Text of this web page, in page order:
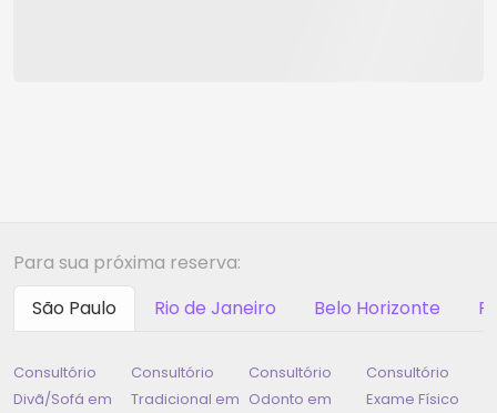
Para sua próxima reserva:
São Paulo
Rio de Janeiro Belo Horizonte
Consultório
Divã/Sofá em
Consultório
Tradicional em
Consultório
Odonto em
Consultório
Exame Físico